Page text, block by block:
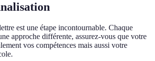
est une étape incontournable. Chaque
approche différente, assurez-vous que votre
vos compétences mais aussi votre